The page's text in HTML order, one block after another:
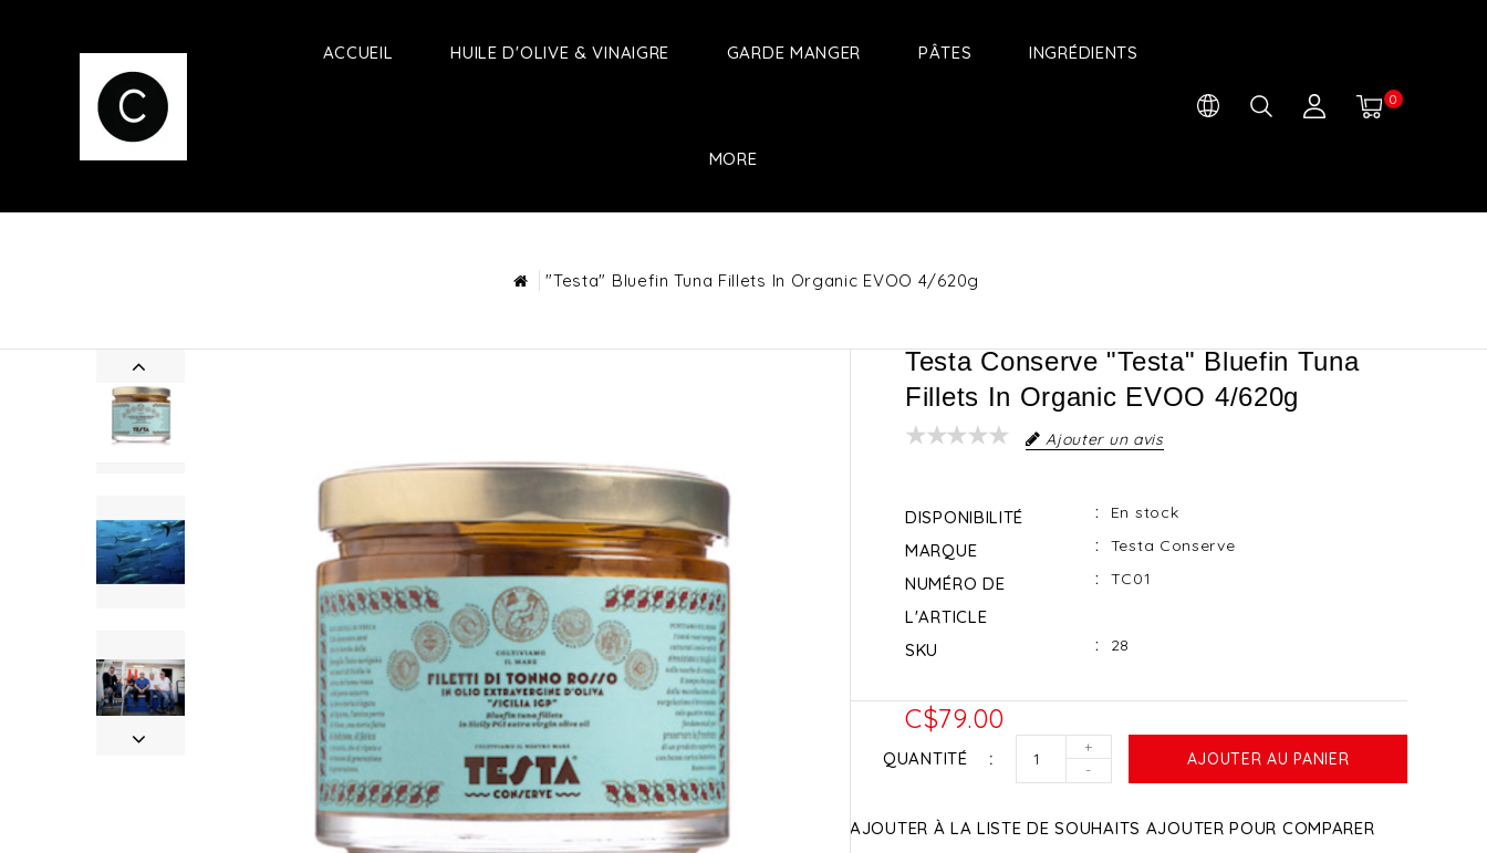
ACCUEIL HUILE D'OLIVE & VINAIGRE GARDE MANGER PÂTES INGRÉDIENTS
MORE
0
"Testa" Bluefin Tuna Fillets In Organic EVOO 4/620g
Testa Conserve "Testa" Bluefin Tuna
Fillets In Organic EVOO 4/620g
Ajouter un avis
DISPONIBILITÉ En stock
MARQUE Testa Conserve
NUMÉRO DE
L'ARTICLE
TC01
SKU 28
C$79.00
QUANTITÉ
+
-
AJOUTER AU PANIER
AJOUTER À LA LISTE DE SOUHAITS AJOUTER POUR COMPARER